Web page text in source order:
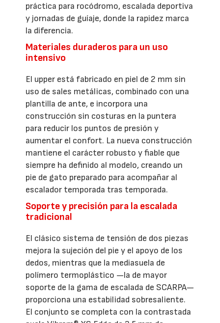
práctica para rocódromo, escalada deportiva
y jornadas de guíaje, donde la rapidez marca
la diferencia.
Materiales duraderos para un uso
intensivo
El upper está fabricado en piel de 2 mm sin
uso de sales metálicas, combinado con una
plantilla de ante, e incorpora una
construcción sin costuras en la puntera
para reducir los puntos de presión y
aumentar el confort. La nueva construcción
mantiene el carácter robusto y fiable que
siempre ha definido al modelo, creando un
pie de gato preparado para acompañar al
escalador temporada tras temporada.
Soporte y precisión para la escalada
tradicional
El clásico sistema de tensión de dos piezas
mejora la sujeción del pie y el apoyo de los
dedos, mientras que la mediasuela de
polímero termoplástico —la de mayor
soporte de la gama de escalada de SCARPA—
proporciona una estabilidad sobresaliente.
El conjunto se completa con la contrastada